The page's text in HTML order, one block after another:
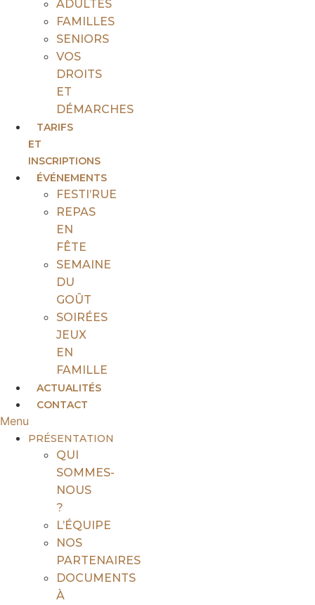
ADULTES
FAMILLES
SENIORS
VOS
DROITS
ET
DÉMARCHES
TARIFS
ET
INSCRIPTIONS
ÉVÉNEMENTS
FESTI’RUE
REPAS
EN
FÊTE
SEMAINE
DU
GOÛT
SOIRÉES
JEUX
EN
FAMILLE
ACTUALITÉS
CONTACT
Menu
PRÉSENTATION
QUI
SOMMES-
NOUS
?
L’ÉQUIPE
NOS
PARTENAIRES
DOCUMENTS
À